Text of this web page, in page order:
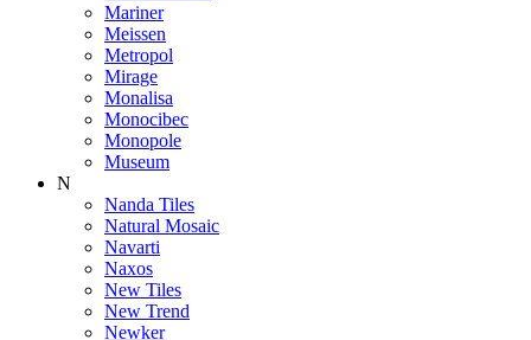
Mariner
Meissen
Metropol
Mirage
Monalisa
Monocibec
Monopole
Museum
N
Nanda Tiles
Natural Mosaic
Navarti
Naxos
New Tiles
New Trend
Newker